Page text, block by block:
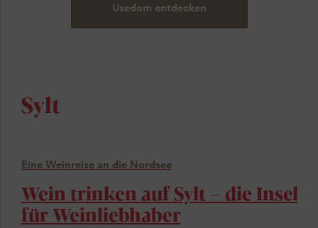
Usedom entdecken
Sylt
Eine Weinreise an die Nordsee
Wein trinken auf Sylt – die Insel
für Weinliebhaber